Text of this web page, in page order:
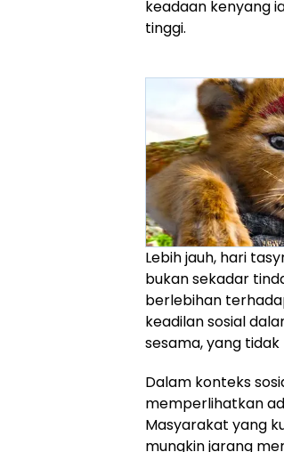
keadaan kenyang
tinggi.
Lebih jauh, hari
bukan sekadar
berlebihan
keadilan sosial
sesama, yang
Dalam konteks
memperlihatkan
Masyarakat yang
mungkin jarang